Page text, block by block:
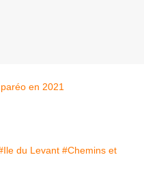
du Levant #Chemins et